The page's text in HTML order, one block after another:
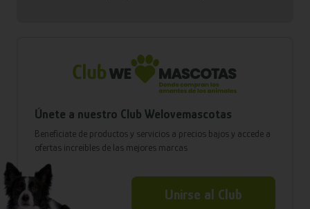
Únete a nuestro Club Welovemascotas
Benefíciate de productos y servicios a precios bajos y accede a
ofertas increíbles de las mejores marcas
Unirse al Club